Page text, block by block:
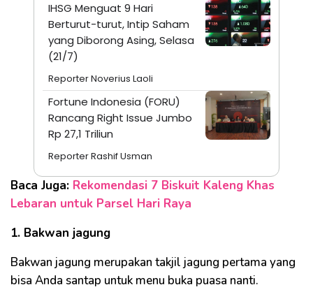
IHSG Menguat 9 Hari
Berturut-turut, Intip Saham
yang Diborong Asing, Selasa
(21/7)
Reporter Noverius Laoli
Fortune Indonesia (FORU)
Rancang Right Issue Jumbo
Rp 27,1 Triliun
Reporter Rashif Usman
Baca Juga: Rekomendasi 7 Biskuit Kaleng Khas
Lebaran untuk Parsel Hari Raya
1. Bakwan jagung
Bakwan jagung merupakan takjil jagung pertama yang
bisa Anda santap untuk menu buka puasa nanti.